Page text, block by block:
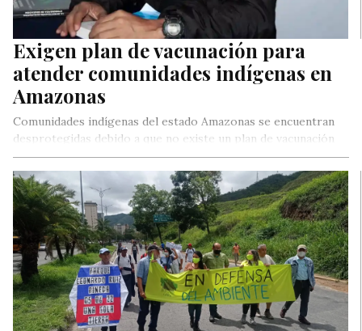
Exigen plan de vacunación para
atender comunidades indígenas en
Amazonas
Comunidades indígenas del estado Amazonas se encuentran
desprotegidas debido a que no existe un plan de vacunación
contra la Covid-19…